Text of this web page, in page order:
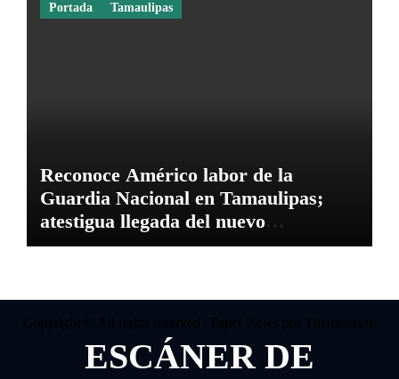
Portada Tamaulipas
Reconoce Américo labor de la
Guardia Nacional en Tamaulipas;
atestigua llegada del nuevo
coordinador estatal
ESCÁNER DE